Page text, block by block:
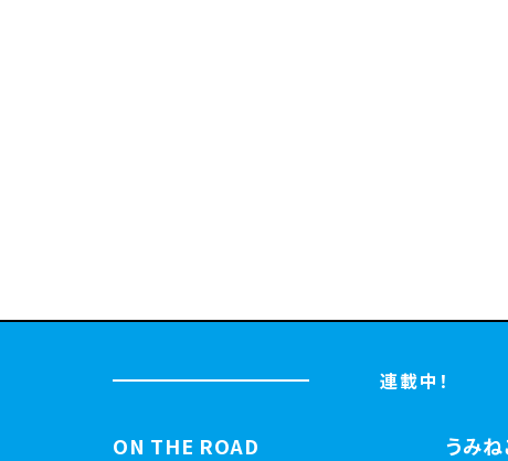
連載中！
ON THE ROAD うみね